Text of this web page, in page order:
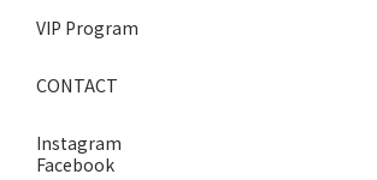
VIP Program
CONTACT
Instagram
Facebook